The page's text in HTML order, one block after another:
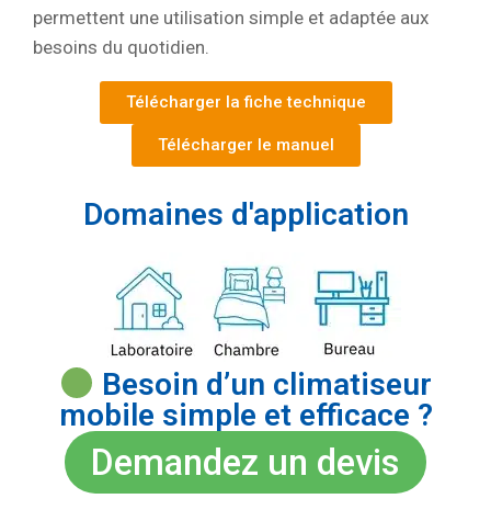
permettent une utilisation simple et adaptée aux
besoins du quotidien.
Télécharger la fiche technique
Télécharger le manuel
Domaines d'application
Besoin d’un climatiseur
mobile simple et efficace ?
Demandez un devis